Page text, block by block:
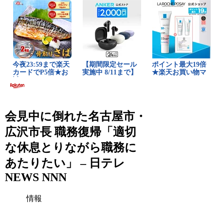
会見中に倒れた名古屋市・
広沢市長 職務復帰「適切
な休息とりながら職務に
あたりたい」 – 日テレ
NEWS NNN
情報